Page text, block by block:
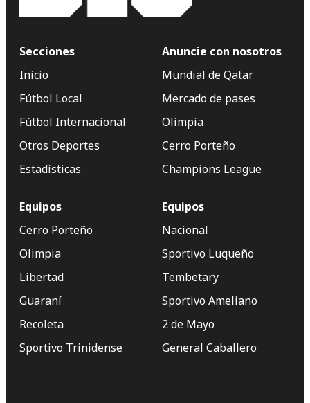
Secciones
Inicio
Fútbol Local
Fútbol Internacional
Otros Deportes
Estadísticas
Anuncie con nosotros
Mundial de Qatar
Mercado de pases
Olimpia
Cerro Porteño
Champions League
Equipos
Cerro Porteño
Olimpia
Libertad
Guaraní
Recoleta
Sportivo Trinidense
Equipos
Nacional
Sportivo Luqueño
Tembetary
Sportivo Ameliano
2 de Mayo
General Caballero